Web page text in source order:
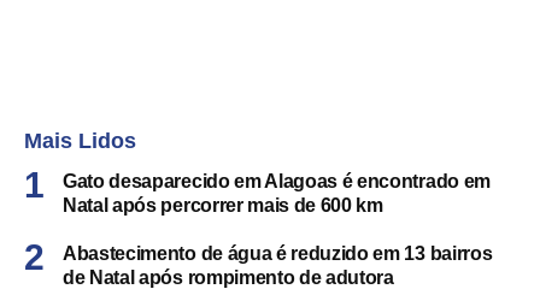
Mais Lidos
Gato desaparecido em Alagoas é encontrado em
Natal após percorrer mais de 600 km
Abastecimento de água é reduzido em 13 bairros
de Natal após rompimento de adutora